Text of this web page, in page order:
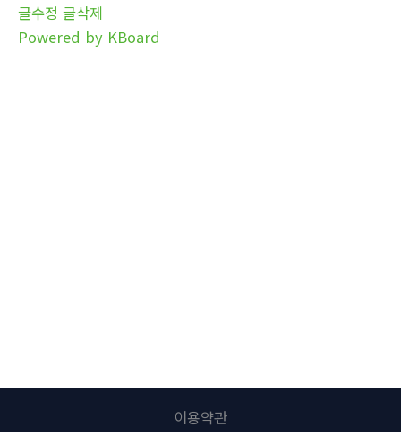
글수정 글삭제
Powered by KBoard
이용약관